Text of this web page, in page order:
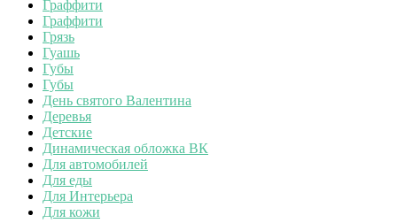
Граффити
Граффити
Грязь
Гуашь
Губы
Губы
День святого Валентина
Деревья
Детские
Динамическая обложка ВК
Для автомобилей
Для еды
Для Интерьера
Для кожи